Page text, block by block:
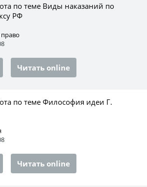
по теме Виды наказаний по
РФ
Читать online
по теме Философия идеи Г.
Читать online